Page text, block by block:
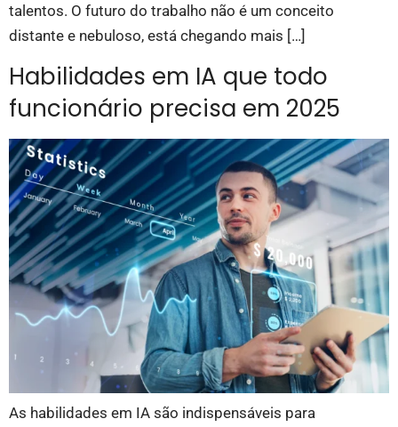
talentos. O futuro do trabalho não é um conceito
distante e nebuloso, está chegando mais […]
Habilidades em IA que todo
funcionário precisa em 2025
As habilidades em IA são indispensáveis para